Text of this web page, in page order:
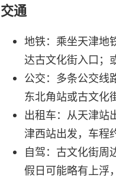
交通
地铁：乘坐天津地
达古文化街入口；
公交：多条公交线
东北角站或古文化
出租车：从天津站
津西站出发，车程
自驾：古文化街周
假日可能略有上浮